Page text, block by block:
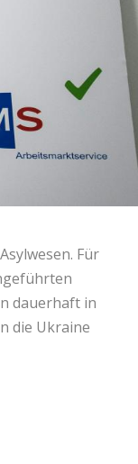
Für
dauerhaft in
die Ukraine